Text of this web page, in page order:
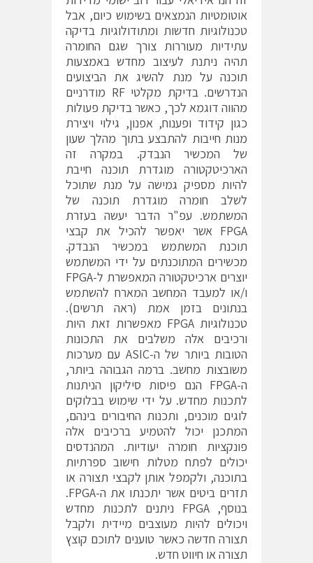
אוטומטיות הנמצאים בשימוש כיום, אבל
טכנולוגיות חדשות ומתודולוגיות בדיקה
עתידיות מעוררות צורך שגם החומרה
תהיה ניתנת לעיצוב מחדש באמצעות
תוכנה על מנת להשיג את הביצועים
הנדרשים. בדיקת מקלטי RF מודרניים
מהווה דוגמא לכך, כאשר בדיקת פעולות
כגון קידוד ופענוח, אפנון, גילוי ויצירת
מנות חייבות להתבצע בתוך מהלך שעון
של המכשיר הנבדק. במקרה זה
הארכיטקטורה מוגדרת תוכנה חייבת
להיות מספיק גמישה על מנת שתוכל
לשלב חומרה מוגדרת תוכנה של
המשתמש. עפ"ר הדבר יעשה בעזרת
FPGA אשר יאפשר להכיל את קבצי
תוכנת המשתמש במכשיר הנבדק.
מכשירים המתוכנתים על ידי המשתמש
יוצרים ארכיטקטורה המאפשרת ל-FPGA
ו/או למעבד המחשב המארח להשתמש
בנתונים בזמן אמת (ראה תרשים).
טכנולוגיות FPGA מאפשרות זאת היות
ורכיבים אלה משלבים את התכונות
הטובות ביותר של ה-ASIC עם מערכות
משובצות מחשב. ברמה הגבוהה ביותר,
ה-FPGA הנם פיסות סיליקון הניתנות
לתכנות מחדש. על ידי שימוש בבלוקים
לוגים מוכנים, ותכנות החיבורים בינהם,
המתכנן יכול להטמיע ברכיבים אלה
פונקציות חומרה יעודיות. המהנדסים
יכולים לפתח מטלות חישוב ספרתיות
בתוכנה, ולקמפל אותן לקבצי תצורה או
תזרים ביטים אשר יתכנתו את ה-FPGA.
בנוסף, FPGA ניתנים לתכנות מחדש
ויכולים להיות מעוצבים מיידית ולקבל
תצורה חדשה כאשר טוענים לתוכם קוצץ
תצורה או חיווט חדש.